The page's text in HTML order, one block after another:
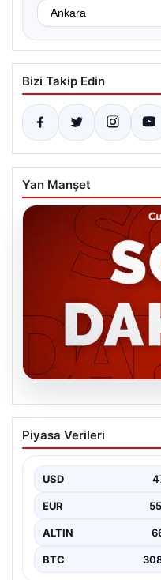
Bizi Takip Edin
Yan Manşet
06.08.2026
MGK’den 8
çeken ‘Terörsüz
Piyasa Verileri
USD
EUR
ALTIN
BTC